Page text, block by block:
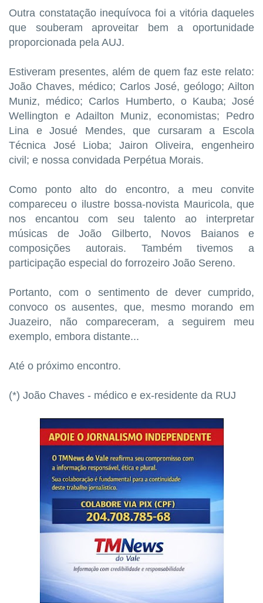
Outra constatação inequívoca foi a vitória daqueles
que souberam aproveitar bem a oportunidade
proporcionada pela AUJ.
Estiveram presentes, além de quem faz este relato:
João Chaves, médico; Carlos José, geólogo; Ailton
Muniz, médico; Carlos Humberto, o Kauba; José
Wellington e Adailton Muniz, economistas; Pedro
Lina e Josué Mendes, que cursaram a Escola
Técnica José Lioba; Jairon Oliveira, engenheiro
civil; e nossa convidada Perpétua Morais.
Como ponto alto do encontro, a meu convite
compareceu o ilustre bossa-novista Mauricola, que
nos encantou com seu talento ao interpretar
músicas de João Gilberto, Novos Baianos e
composições autorais. Também tivemos a
participação especial do forrozeiro João Sereno.
Portanto, com o sentimento de dever cumprido,
convoco os ausentes, que, mesmo morando em
Juazeiro, não compareceram, a seguirem meu
exemplo, embora distante...
Até o próximo encontro.
(*) João Chaves - médico e ex-residente da RUJ